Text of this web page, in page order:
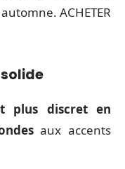
ACHETER
plus discret en
aux accents